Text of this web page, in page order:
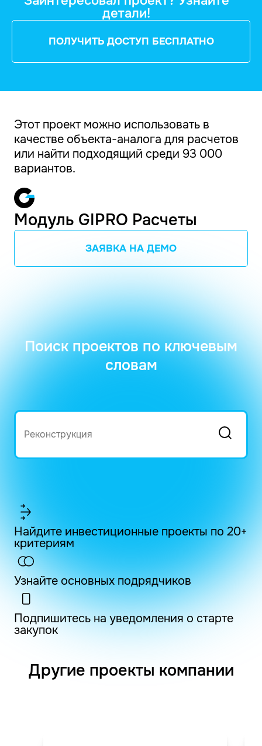
детали!
ПОЛУЧИТЬ ДОСТУП БЕСПЛАТНО
Этот проект можно использовать в
качестве объекта-аналога для расчетов
или найти подходящий среди 93 000
вариантов.
Модуль GIPRO Расчеты
ЗАЯВКА НА ДЕМО
Поиск проектов по ключевым
словам
Найдите инвестиционные проекты по 20+
критериям
Узнайте основных подрядчиков
Подпишитесь на уведомления о старте
закупок
Другие проекты компании